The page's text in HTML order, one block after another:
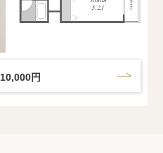
10,000円